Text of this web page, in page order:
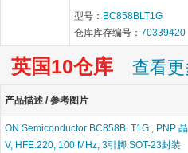
型号： BC858BLT1G
仓库库存编号： 70339420
英国10仓库 查看
产品描述 / 参考图片
ON Semiconductor BC858BLT1G , PNP
V, HFE:220, 100 MHz, 3引脚 SOT-23封装